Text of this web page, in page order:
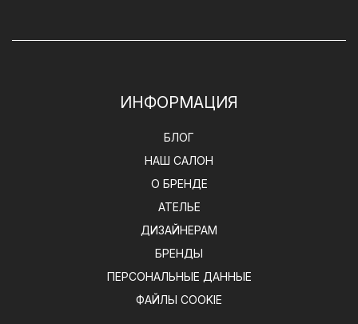
ИНФОРМАЦИЯ
БЛОГ
НАШ САЛОН
О БРЕНДЕ
АТЕЛЬЕ
ДИЗАЙНЕРАМ
БРЕНДЫ
ПЕРСОНАЛЬНЫЕ ДАННЫЕ
ФАЙЛЫ COOKIE